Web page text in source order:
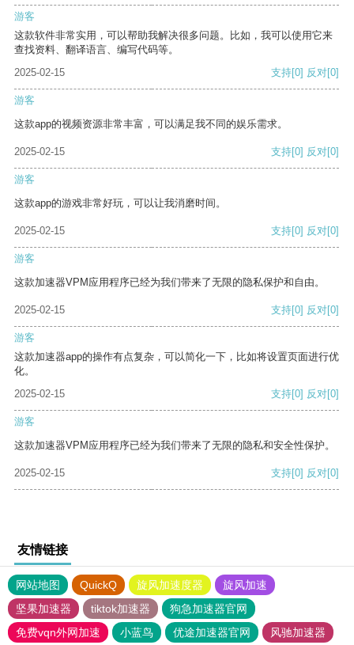
游客
这款软件非常实用，可以帮助我解决很多问题。比如，我可以使用它来
查找资料、翻译语言、编写代码等。
2025-02-15
支持[0] 反对[0]
游客
这款app的视频资源非常丰富，可以满足我不同的娱乐需求。
2025-02-15 支持[0] 反对[0]
游客
这款app的游戏非常好玩，可以让我消磨时间。
2025-02-15 支持[0] 反对[0]
游客
这款加速器VPM应用程序已经为我们带来了无限的隐私保护和自由。
2025-02-15 支持[0] 反对[0]
游客
这款加速器app的操作有点复杂，可以简化一下，比如将设置页面进行优
化。
2025-02-15
支持[0] 反对[0]
游客
这款加速器VPM应用程序已经为我们带来了无限的隐私和安全性保护。
2025-02-15 支持[0] 反对[0]
友情链接
网站地图 QuickQ 旋风加速度器
旋风加速
坚果加速器
tiktok加速器
狗急加速器官网
免费vqn外网加速
小蓝鸟 优途加速器官网 风驰加速器